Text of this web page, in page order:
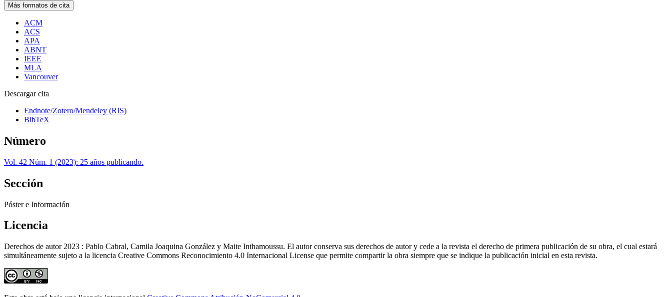
Más formatos de cita
ACM
ACS
APA
ABNT
IEEE
MLA
Vancouver
Descargar cita
Endnote/Zotero/Mendeley (RIS)
BibTeX
Número
Vol. 42 Núm. 1 (2023): 25 años publicando.
Sección
Póster e Información
Licencia
Derechos de autor 2023 : Pablo Cabral, Camila Joaquina González y Maite Inthamoussu. El autor conserva sus derechos de autor y cede a la revista el derecho de primera publicación de su obra, el cual estará
simultáneamente sujeto a la licencia Creative Commons Reconocimiento 4.0 Internacional License que permite compartir la obra siempre que se indique la publicación inicial en esta revista.